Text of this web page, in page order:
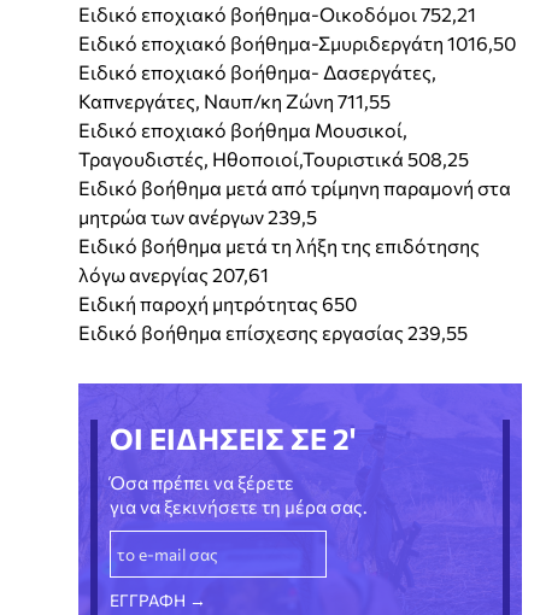
Ειδικό εποχιακό βοήθημα-Οικοδόμοι 752,21
Ειδικό εποχιακό βοήθημα-Σμυριδεργάτη 1016,50
Ειδικό εποχιακό βοήθημα- Δασεργάτες,
Καπνεργάτες, Ναυπ/κη Ζώνη 711,55
Ειδικό εποχιακό βοήθημα Μουσικοί,
Τραγουδιστές, Ηθοποιοί,Τουριστικά 508,25
Ειδικό βοήθημα μετά από τρίμηνη παραμονή στα
μητρώα των ανέργων 239,5
Ειδικό βοήθημα μετά τη λήξη της επιδότησης
λόγω ανεργίας 207,61
Ειδική παροχή μητρότητας 650
Ειδικό βοήθημα επίσχεσης εργασίας 239,55
ΟΙ ΕΙΔΗΣΕΙΣ ΣΕ 2'
Όσα πρέπει να ξέρετε
για να ξεκινήσετε τη μέρα σας.